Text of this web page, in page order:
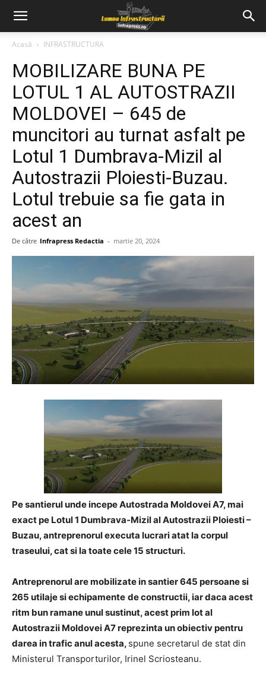
Acasă INFRASTRUCTURA
MOBILIZARE BUNA PE
LOTUL 1 AL AUTOSTRAZII
MOLDOVEI – 645 de
muncitori au turnat asfalt pe
Lotul 1 Dumbrava-Mizil al
Autostrazii Ploiesti-Buzau.
Lotul trebuie sa fie gata in
acest an
De către Infrapress Redactia - martie 20, 2024
Pe santierul unde incepe Autostrada Moldovei A7, mai
exact pe Lotul 1 Dumbrava-Mizil al Autostrazii Ploiesti –
Buzau, antreprenorul executa lucrari atat la corpul
traseului, cat si la toate cele 15 structuri.
Antreprenorul are mobilizate in santier 645 persoane si
265 utilaje si echipamente de constructii, iar daca acest
ritm bun ramane unul sustinut, acest prim lot al
Autostrazii Moldovei A7 reprezinta un obiectiv pentru
darea in trafic anul acesta, spune secretarul de stat din
Ministerul Transporturilor, Irinel Scriosteanu.